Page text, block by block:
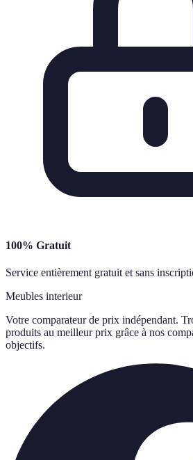
100% Gratuit
Service entièrement gratuit et sans
Meubles interieur
Votre comparateur de prix indépendant.
produits au meilleur prix grâce à nos
objectifs.